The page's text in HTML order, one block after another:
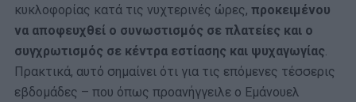
κυκλοφορίας κατά τις νυχτερινές ώρες, προκειμένου
να αποφευχθεί ο συνωστισμός σε πλατείες και ο
συγχρωτισμός σε κέντρα εστίασης και ψυχαγωγίας.
Πρακτικά, αυτό σημαίνει ότι για τις επόμενες τέσσερις
εβδομάδες – που όπως προανήγγειλε ο Εμάνουελ